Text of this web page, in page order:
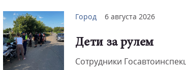
Город 6 августа 2026
Дети за рулем
Сотрудники